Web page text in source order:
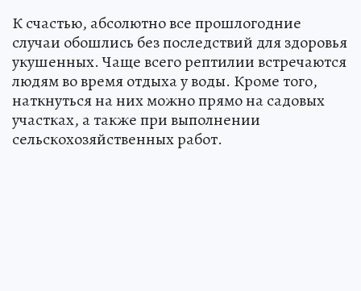
К счастью, абсолютно все прошлогодние
случаи обошлись без последствий для здоровья
укушенных. Чаще всего рептилии встречаются
людям во время отдыха у воды. Кроме того,
наткнуться на них можно прямо на садовых
участках, а также при выполнении
сельскохозяйственных работ.